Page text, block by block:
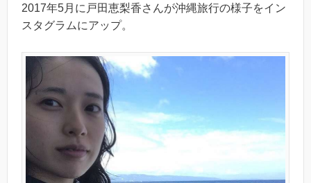
2017年5月に戸田恵梨香さんが沖縄旅行の様子をイン
スタグラムにアップ。